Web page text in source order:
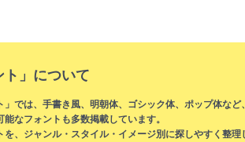
送
り
ト」について
では、手書き風、明朝体、ゴシック体、ポップ体な
なフォントも多数掲載しています。
、ジャンル・スタイル・イメージ別に探しやすく整理